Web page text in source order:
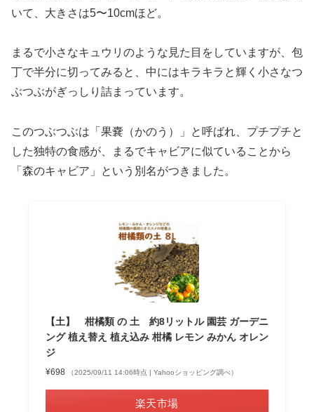
いて、大きさは5〜10cmほど。
まるで小さなキュウリのような見た目をしていますが、包
丁で半分に切ってみると、中にはキラキラと輝く小さなつ
ぶつぶがぎっしり詰まっています。
このつぶつぶは「果嚢（かのう）」と呼ばれ、プチプチと
した独特の食感が、まるでキャビアに似ていることから
「森のキャビア」という別名がつきました。
【土】 柑橘類 の 土 約8リットル 園芸 ガーデニ
ング 植え替え 植え込み 柑橘 レモン みかん オレン
ジ
¥698 （2025/09/11 14:06時点 | Yahooショッピング調べ）
楽天市場